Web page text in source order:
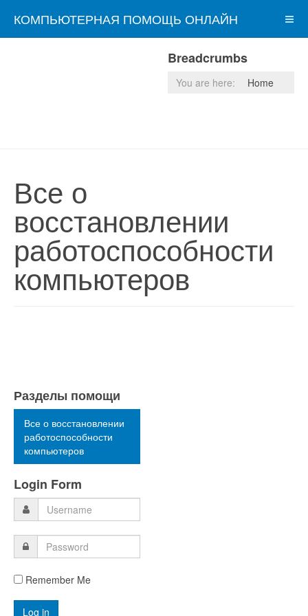
КОМПЬЮТЕРНАЯ ПОМОЩЬ ОНЛАЙН
Breadcrumbs
You are here: Home
Все о
восстановлении
работоспособности
компьютеров
Разделы помощи
Все о восстановлении
работоспособности
компьютеров
Login Form
Remember Me